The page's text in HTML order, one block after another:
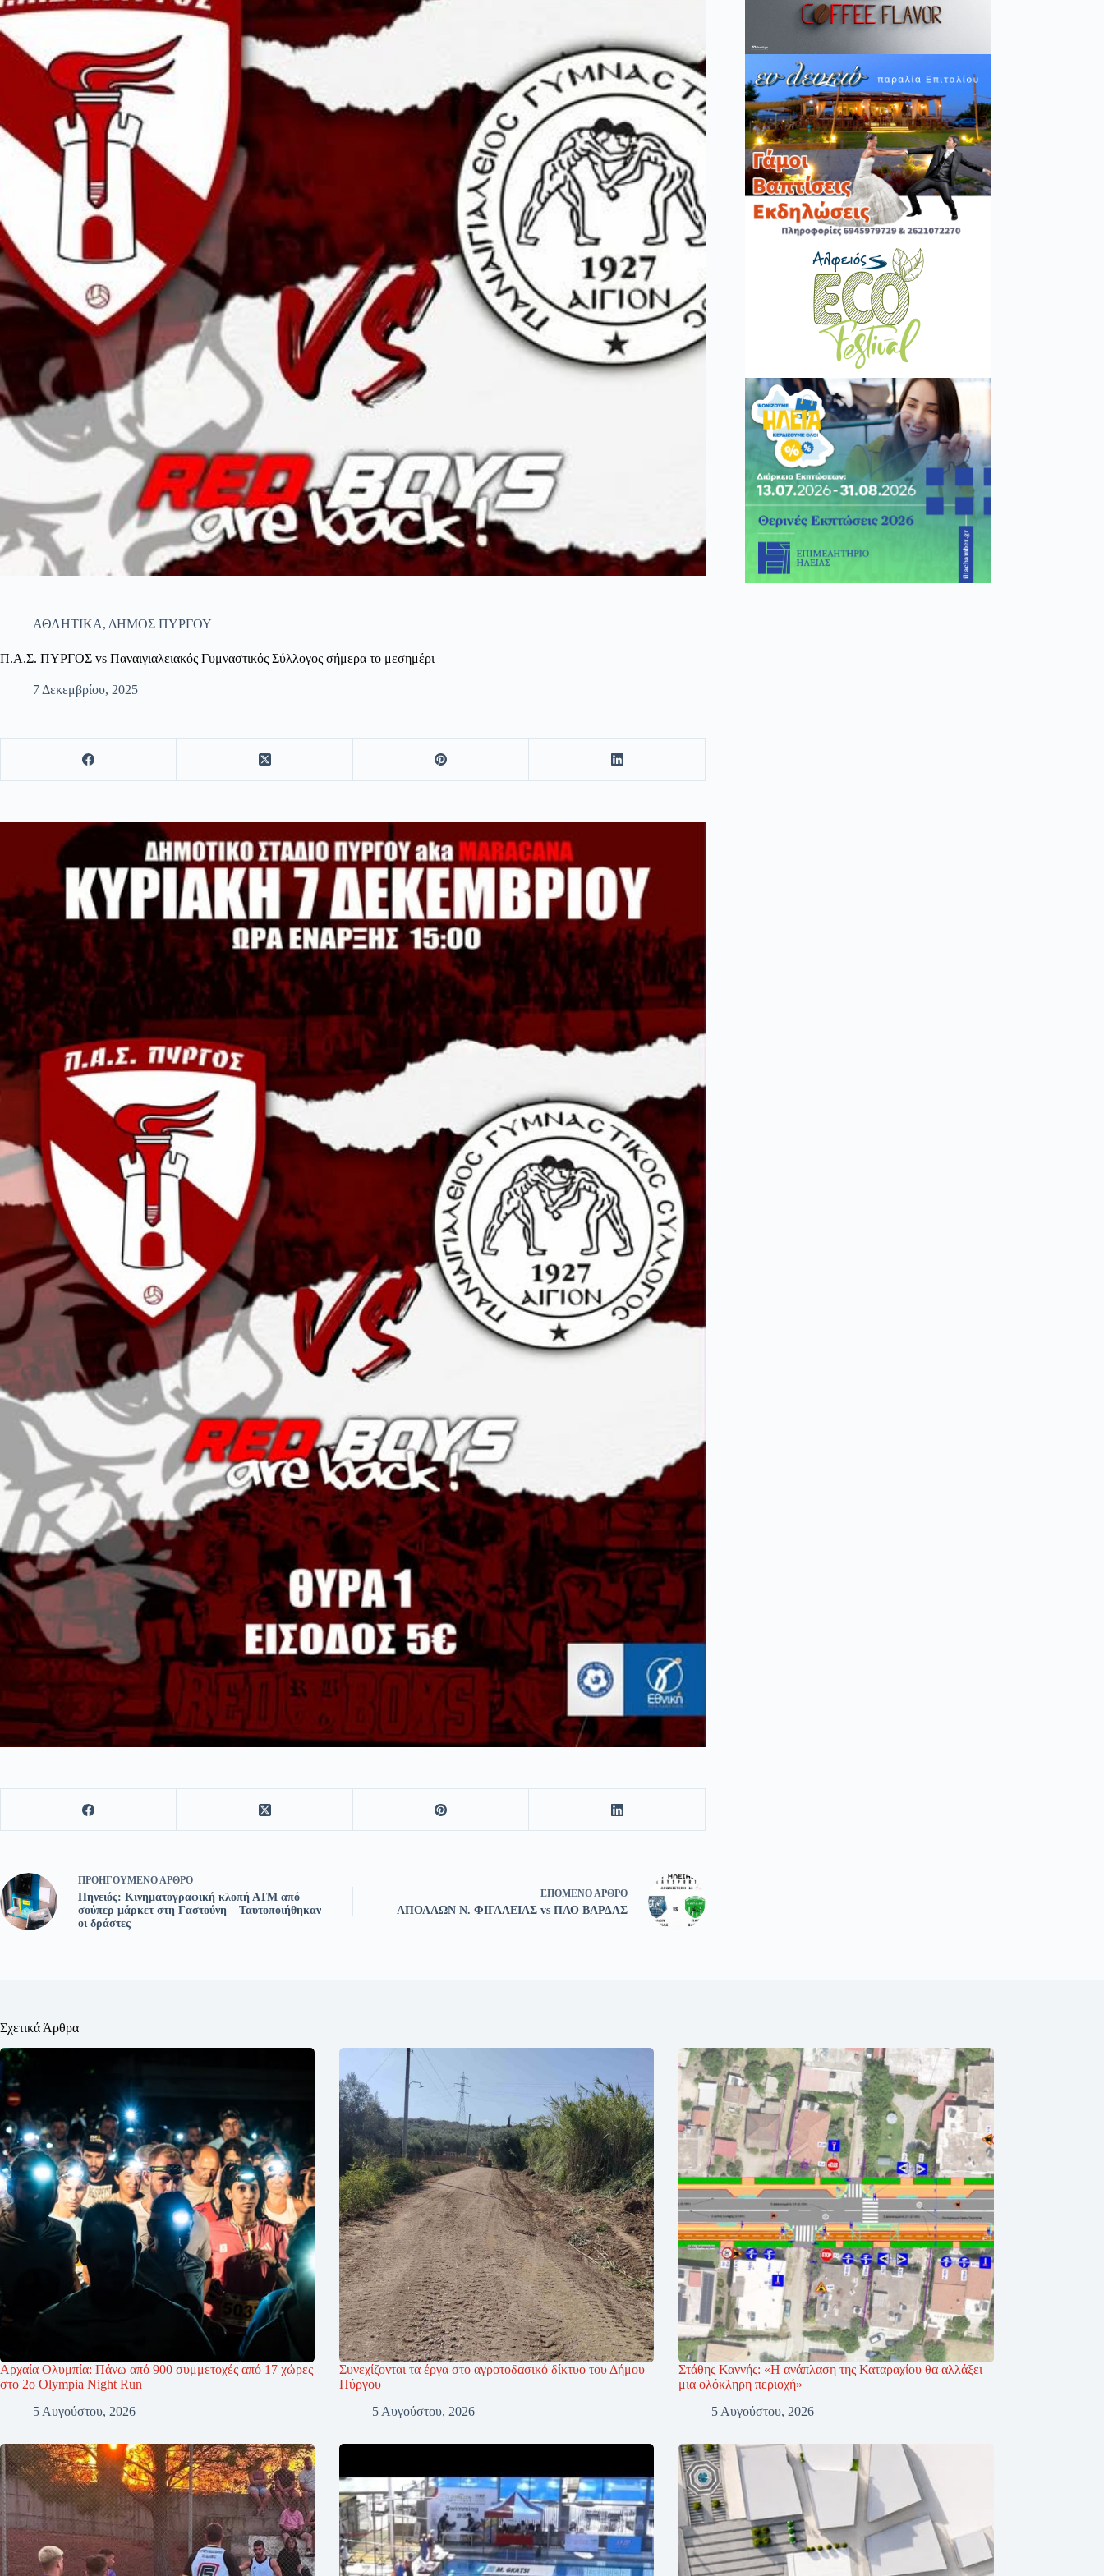
ΑΘΛΗΤΙΚΑ, ΔΗΜΟΣ ΠΥΡΓΟΥ
Π.Α.Σ. ΠΥΡΓΟΣ vs Παναιγιαλειακός Γυμναστικός Σύλλογος σήμερα το μεσημέρι
7 Δεκεμβρίου, 2025
ΠΡΟΗΓΟΎΜΕΝΟΆΡΘΡΟ
Πηνειός: Κινηματογραφική κλοπή ΑΤΜ από
σούπερ μάρκετ στη Γαστούνη – Ταυτοποιήθηκαν
οι δράστες
ΕΠΌΜΕΝΟΆΡΘΡΟ
ΑΠΟΛΛΩΝ Ν. ΦΙΓΑΛΕΙΑΣ vs ΠΑΟ ΒΑΡΔΑΣ
Σχετικά Άρθρα
Αρχαία Ολυμπία: Πάνω από 900 συμμετοχές από 17 χώρες
στο 2ο Olympia Night Run
5 Αυγούστου, 2026
Συνεχίζονται τα έργα στο αγροτοδασικό δίκτυο του Δήμου
Πύργου
5 Αυγούστου, 2026
Στάθης Καννής: «Η ανάπλαση της Καταραχίου θα αλλάξει
μια ολόκληρη περιοχή»
5 Αυγούστου, 2026